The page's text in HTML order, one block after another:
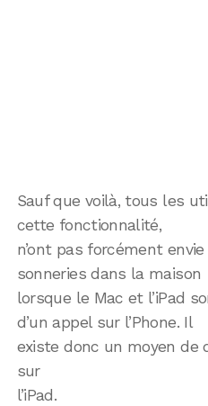
Sauf que voilà, tous les
cette fonctionnalité,
n’ont pas forcément
sonneries dans la maison
lorsque le Mac et l’iPad
d’un appel sur l’Phone. Il
existe donc un moyen de
sur
l’iPad.